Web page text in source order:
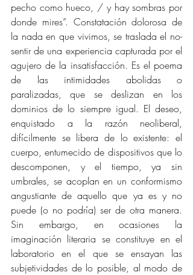
pecho como hueco, / y hay sombras por
donde mires”. Constatación dolorosa de
la nada en que vivimos, se traslada el no-
sentir de una experiencia capturada por el
agujero de la insatisfacción. Es el poema
de las intimidades abolidas o
paralizadas, que se deslizan en los
dominios de lo siempre igual. El deseo,
enquistado a la razón neoliberal,
difícilmente se libera de lo existente: el
cuerpo, entumecido de dispositivos que lo
descomponen, y el tiempo, ya sin
umbrales, se acoplan en un conformismo
angustiante de aquello que ya es y no
puede (o no podría) ser de otra manera.
Sin embargo, en ocasiones la
imaginación literaria se constituye en el
laboratorio en el que se ensayan las
subjetividades de lo posible, al modo de